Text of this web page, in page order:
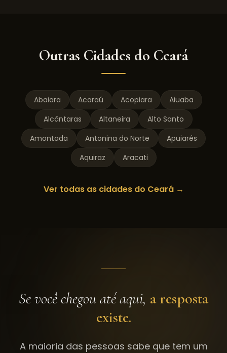
Outras Cidades do Ceará
Abaiara Acaraú Acopiara
Aiuaba
Alcântaras
Altaneira
Alto Santo
Amontada
Antonina do Norte
Apuiarés
Aquiraz
Aracati
Ver todas as cidades do Ceará→
Se você chegou até aqui, a resposta
existe.
A maioria das pessoas sabe que tem um